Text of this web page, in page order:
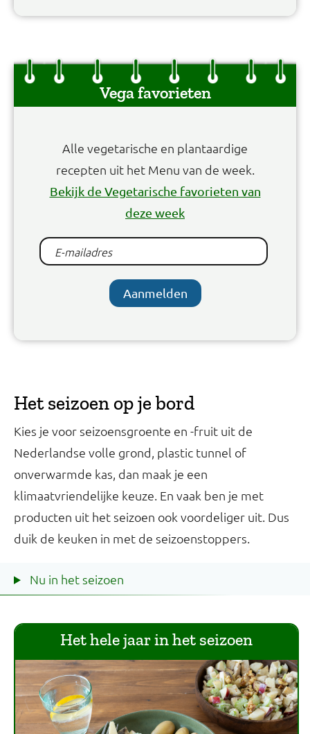
Vega favorieten
Alle vegetarische en plantaardige
recepten uit het Menu van de week.
Bekijk de Vegetarische favorieten van
deze week
Aanmelden
Het seizoen op je bord
Kies je voor seizoensgroente en -fruit uit de
Nederlandse volle grond, plastic tunnel of
onverwarmde kas, dan maak je een
klimaatvriendelijke keuze. En vaak ben je met
producten uit het seizoen ook voordeliger uit. Dus
duik de keuken in met de seizoenstoppers.
Nu in het seizoen
Het hele jaar in het seizoen